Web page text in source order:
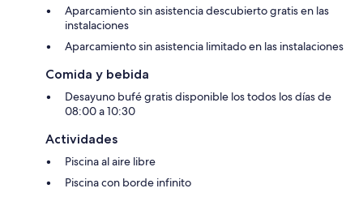
Aparcamiento sin asistencia descubierto gratis en las
instalaciones
Aparcamiento sin asistencia limitado en las instalaciones
Comida y bebida
Desayuno bufé gratis disponible los todos los días de
08:00 a 10:30
Actividades
Piscina al aire libre
Piscina con borde infinito